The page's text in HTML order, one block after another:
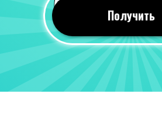
24 июля 2026
Все понравилось,
вещи. Качество мне
пятнами справились!
Отзыв 2GIS
Получить